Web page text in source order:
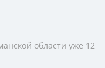
области уже 12